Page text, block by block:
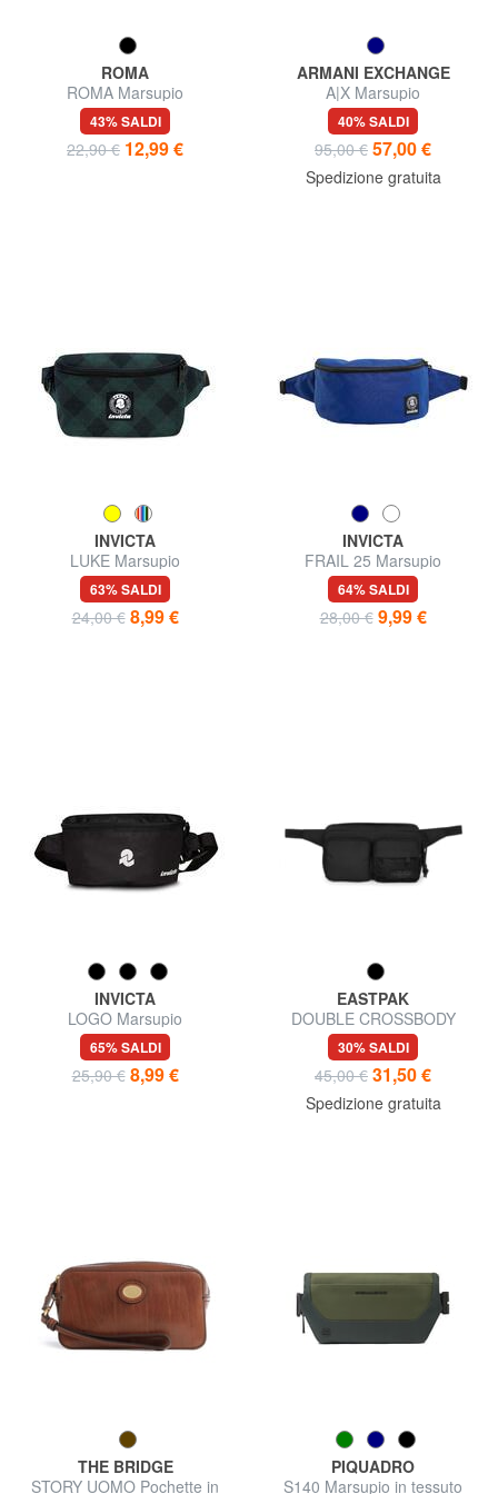
ROMA
ROMA Marsupio
43% SALDI
22,90 € 12,99 €
ARMANI EXCHANGE
A|X Marsupio
40% SALDI
95,00 € 57,00 €
Spedizione gratuita
INVICTA
LUKE Marsupio
63% SALDI
24,00 € 8,99 €
INVICTA
FRAIL 25 Marsupio
64% SALDI
28,00 € 9,99 €
INVICTA
LOGO Marsupio
65% SALDI
25,90 € 8,99 €
EASTPAK
DOUBLE CROSSBODY
Marsupio multitasche
30% SALDI
45,00 € 31,50 €
Spedizione gratuita
THE BRIDGE
STORY UOMO Pochette in
PIQUADRO
S140 Marsupio in tessuto